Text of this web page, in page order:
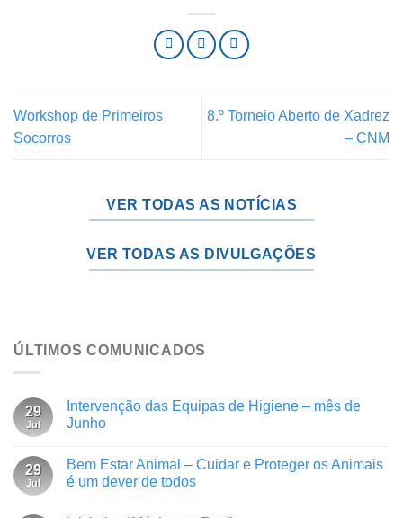
Workshop de Primeiros
Socorros
8.º Torneio Aberto de Xadrez
– CNM
VER TODAS AS NOTÍCIAS
VER TODAS AS DIVULGAÇÕES
ÚLTIMOS COMUNICADOS
29
Jul
Intervenção das Equipas de Higiene – mês de
Junho
29
Jul
Bem Estar Animal – Cuidar e Proteger os Animais
é um dever de todos